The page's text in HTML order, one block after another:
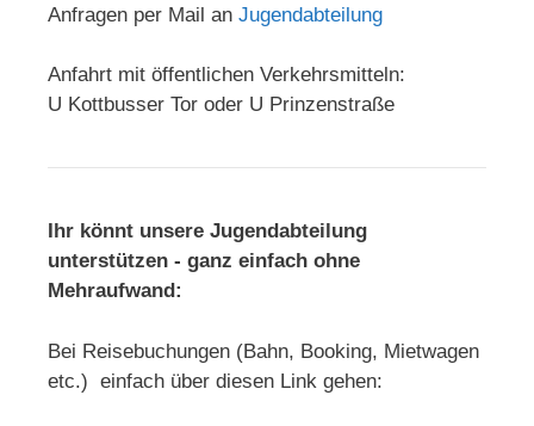
Anfragen per Mail an Jugendabteilung
Anfahrt mit öffentlichen Verkehrsmitteln:
U Kottbusser Tor oder U Prinzenstraße
Ihr könnt unsere Jugendabteilung
unterstützen - ganz einfach ohne
Mehraufwand:
Bei Reisebuchungen (Bahn, Booking, Mietwagen
etc.) einfach über diesen Link gehen: